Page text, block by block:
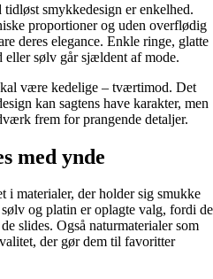
smykkedesign er enkelhed.
proportioner og uden overflødig
deres elegance. Enkle ringe, glatte
eller sølv går sjældent af mode.
være kedelige – tværtimod. Det
kan sagtens have karakter, men
frem for prangende detaljer.
med ynde
i materialer, der holder sig smukke
og platin er oplagte valg, fordi de
slides. Også naturmaterialer som
der gør dem til favoritter